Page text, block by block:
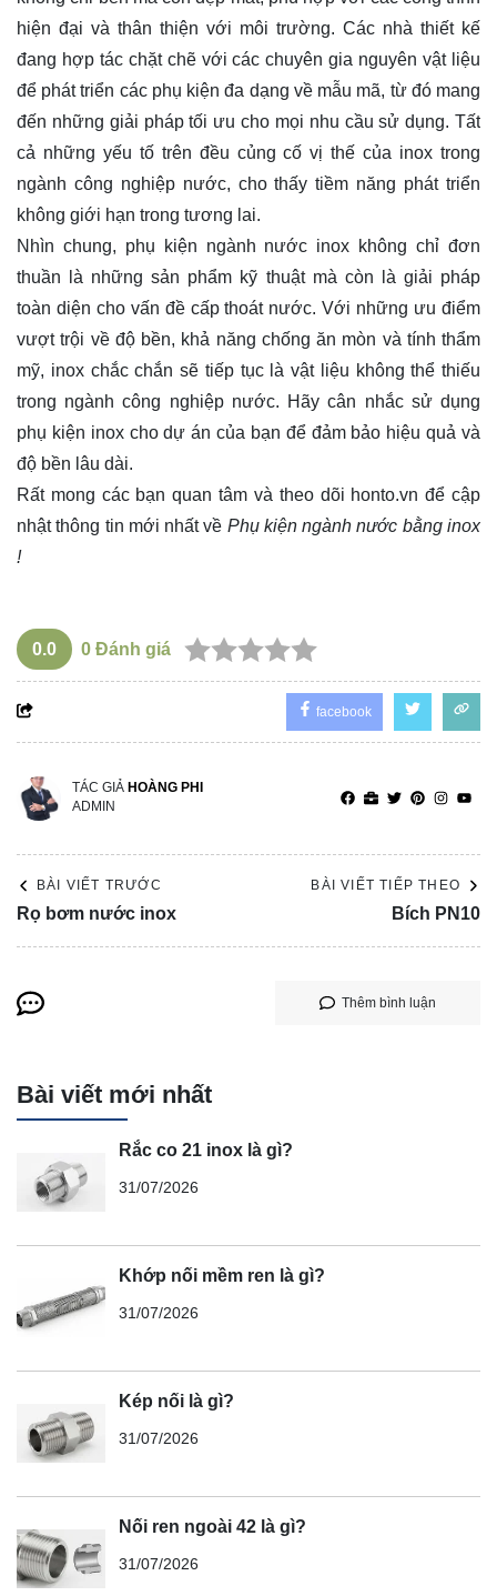
hiện đại và thân thiện với môi trường. Các nhà thiết kế
đang hợp tác chặt chẽ với các chuyên gia nguyên vật liệu
để phát triển các phụ kiện đa dạng về mẫu mã, từ đó mang
đến những giải pháp tối ưu cho mọi nhu cầu sử dụng. Tất
cả những yếu tố trên đều củng cố vị thế của inox trong
ngành công nghiệp nước, cho thấy tiềm năng phát triển
không giới hạn trong tương lai.
Nhìn chung, phụ kiện ngành nước inox không chỉ đơn
thuần là những sản phẩm kỹ thuật mà còn là giải pháp
toàn diện cho vấn đề cấp thoát nước. Với những ưu điểm
vượt trội về độ bền, khả năng chống ăn mòn và tính thẩm
mỹ, inox chắc chắn sẽ tiếp tục là vật liệu không thể thiếu
trong ngành công nghiệp nước. Hãy cân nhắc sử dụng
phụ kiện inox cho dự án của bạn để đảm bảo hiệu quả và
độ bền lâu dài.
Rất mong các bạn quan tâm và theo dõi honto.vn để cập
nhật thông tin mới nhất về Phụ kiện ngành nước bằng inox
!
0.0 0 Đánh giá
facebook
TÁC GIẢ HOÀNG PHI
ADMIN
BÀI VIẾT TRƯỚC
Rọ bơm nước inox
BÀI VIẾT TIẾP THEO
Bích PN10
Thêm bình luận
Bài viết mới nhất
Rắc co 21 inox là gì?
31/07/2026
Khớp nối mềm ren là gì?
31/07/2026
Kép nối là gì?
31/07/2026
Nối ren ngoài 42 là gì?
31/07/2026